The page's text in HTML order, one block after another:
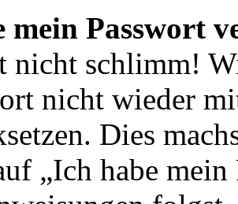
mein Passwort
nicht schlimm!
nicht wieder
Dies
„Ich habe